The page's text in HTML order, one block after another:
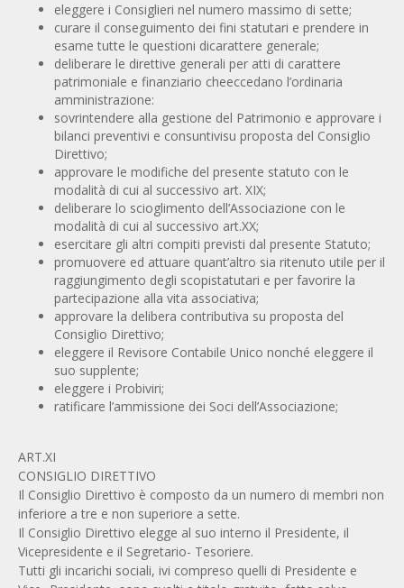
eleggere i Consiglieri nel numero massimo di sette;
curare il conseguimento dei fini statutari e prendere in
esame tutte le questioni dicarattere generale;
deliberare le direttive generali per atti di carattere
patrimoniale e finanziario cheeccedano l’ordinaria
amministrazione:
sovrintendere alla gestione del Patrimonio e approvare i
bilanci preventivi e consuntivisu proposta del Consiglio
Direttivo;
approvare le modifiche del presente statuto con le
modalità di cui al successivo art. XIX;
deliberare lo scioglimento dell’Associazione con le
modalità di cui al successivo art.XX;
esercitare gli altri compiti previsti dal presente Statuto;
promuovere ed attuare quant’altro sia ritenuto utile per il
raggiungimento degli scopistatutari e per favorire la
partecipazione alla vita associativa;
approvare la delibera contributiva su proposta del
Consiglio Direttivo;
eleggere il Revisore Contabile Unico nonché eleggere il
suo supplente;
eleggere i Probiviri;
ratificare l’ammissione dei Soci dell’Associazione;
ART.XI
CONSIGLIO DIRETTIVO
Il Consiglio Direttivo è composto da un numero di membri non
inferiore a tre e non superiore a sette.
Il Consiglio Direttivo elegge al suo interno il Presidente, il
Vicepresidente e il Segretario- Tesoriere.
Tutti gli incarichi sociali, ivi compreso quelli di Presidente e